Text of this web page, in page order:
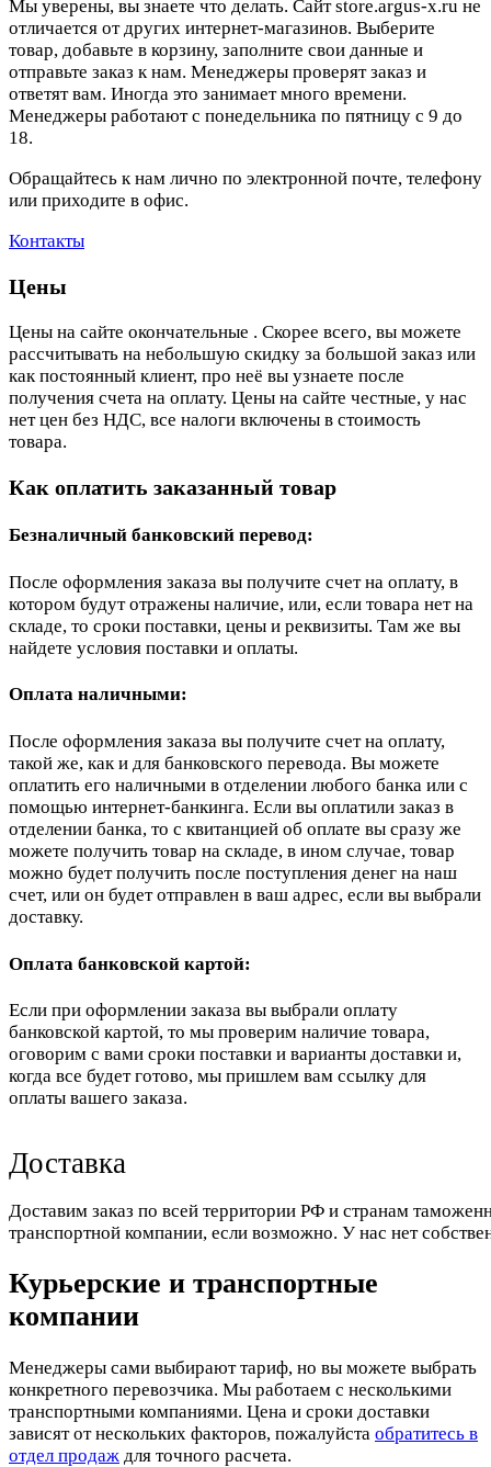
Мы уверены, вы знаете что делать. Сайт store.argus-x.ru не
отличается от других интернет-магазинов. Выберите
товар, добавьте в корзину, заполните свои данные и
отправьте заказ к нам. Менеджеры проверят заказ и
ответят вам. Иногда это занимает много времени.
Менеджеры работают с понедельника по пятницу с 9 до
18.
Обращайтесь к нам лично по электронной почте, телефону
или приходите в офис.
Контакты
Цены
Цены на сайте окончательные . Скорее всего, вы можете
рассчитывать на небольшую скидку за большой заказ или
как постоянный клиент, про неё вы узнаете после
получения счета на оплату. Цены на сайте честные, у нас
нет цен без НДС, все налоги включены в стоимость
товара.
Как оплатить заказанный товар
Безналичный банковский перевод:
После оформления заказа вы получите счет на оплату, в
котором будут отражены наличие, или, если товара нет на
складе, то сроки поставки, цены и реквизиты. Там же вы
найдете условия поставки и оплаты.
Оплата наличными:
После оформления заказа вы получите счет на оплату,
такой же, как и для банковского перевода. Вы можете
оплатить его наличными в отделении любого банка или с
помощью интернет-банкинга. Если вы оплатили заказ в
отделении банка, то с квитанцией об оплате вы сразу же
можете получить товар на складе, в ином случае, товар
можно будет получить после поступления денег на наш
счет, или он будет отправлен в ваш адрес, если вы выбрали
доставку.
Оплата банковской картой:
Если при оформлении заказа вы выбрали оплату
банковской картой, то мы проверим наличие товара,
оговорим с вами сроки поставки и варианты доставки и,
когда все будет готово, мы пришлем вам ссылку для
оплаты вашего заказа.
Доставка
Доставим заказ по всей территории РФ и странам
транспортной компании, если возможно. У нас нет
Курьерские и транспортные
компании
Менеджеры сами выбирают тариф, но вы можете выбрать
конкретного перевозчика. Мы работаем с несколькими
транспортными компаниями. Цена и сроки доставки
зависят от нескольких факторов, пожалуйста обратитесь в
отдел продаж для точного расчета.